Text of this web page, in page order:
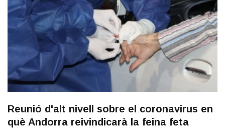
Reunió d'alt nivell sobre el coronavirus en
què Andorra reivindicarà la feina feta